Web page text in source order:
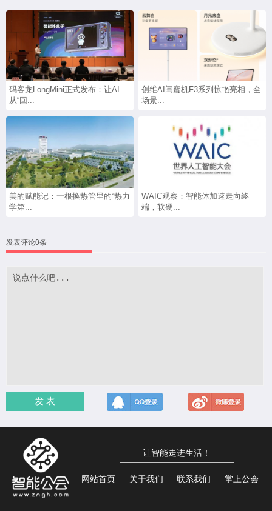
码客龙LongMini正式发布：让AI
从“回...
创维AI闺蜜机F3系列惊艳亮相，全
场景...
美的赋能记：一根换热管里的“热力
学第...
WAIC观察：智能体加速走向终
端，软硬...
发表评论0条
发 表
让智能走进生活！
网站首页 关于我们 联系我们 掌上公会